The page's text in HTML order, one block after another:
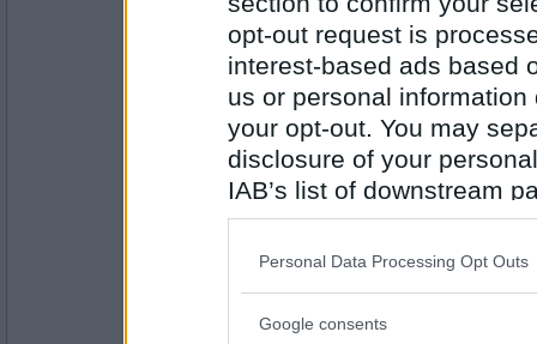
opt-out request is
interest-based ads based
us or personal
your opt-out. You may
disclosure of your
IAB’s list of downstream
also be disclosed by us
Downstream Participants
Please note that this
Personal Data Processing Opt Outs
Google consents
Antal inlägg:
5144
Deltid
heheckon